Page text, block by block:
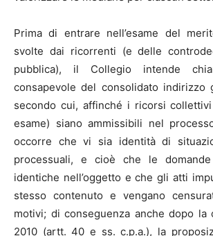
Prima di entrare nell’esame del
svolte dai ricorrenti (e delle
pubblica), il Collegio intende
consapevole del consolidato indirizzo
secondo cui, affinché i ricorsi
esame) siano ammissibili nel
occorre che vi sia identità di
processuali, e cioè che le
identiche nell’oggetto e che gli atti
stesso contenuto e vengano
motivi; di conseguenza anche dopo la
2010 (artt. 40 e ss. c.p.a.), la